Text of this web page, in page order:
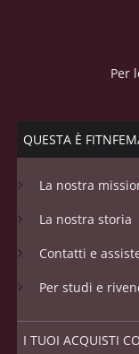
Per
QUESTA È
La nostra
La nostra storia
Contatti e
Per studi e
I TUOI ACQUISTI